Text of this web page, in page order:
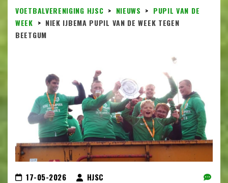
VOETBALVERENIGING HJSC > NIEUWS > PUPIL VAN DE
WEEK > NIEK IJBEMA PUPIL VAN DE WEEK TEGEN
BEETGUM
17-05-2026 HJSC